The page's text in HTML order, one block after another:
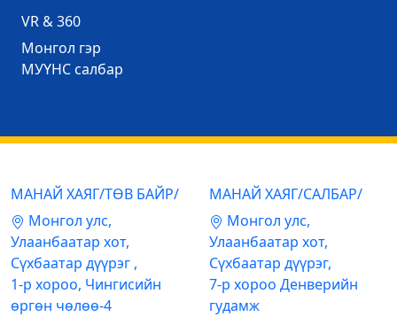
VR & 360
Mонгол гэр
МУҮНС салбар
МАНАЙ ХАЯГ/ТӨВ БАЙР/
Mонгол улс,
Улаанбаатар хот,
Сүхбаатар дүүрэг ,
1-р хороо, Чингисийн
өргөн чөлөө-4
МАНАЙ ХАЯГ/САЛБАР/
Mонгол улс,
Улаанбаатар хот,
Сүхбаатар дүүрэг,
7-р хороо Денверийн
гудамж